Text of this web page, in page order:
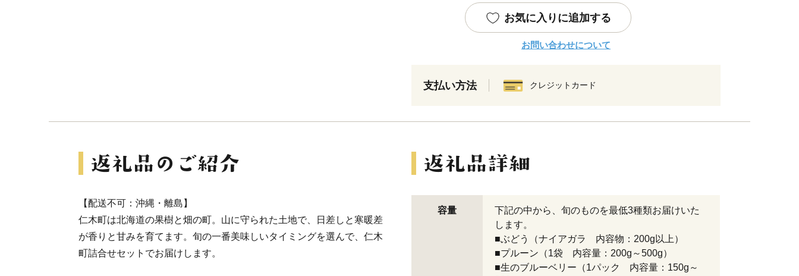
お気に入りに追加する
お問い合わせについて
支払い方法 クレジットカード
【配送不可：沖縄・離島】
仁木町は北海道の果樹と畑の町。山に守られた土地で、日差しと寒暖差
が香りと甘みを育てます。旬の一番美味しいタイミングを選んで、仁木
町詰合せセットでお届けします。
容量
下記の中から、旬のものを最低3種類お届けいた
します。
■ぶどう（ナイアガラ 内容物：200g以上）
■プルーン（1袋 内容量：200g～500g）
■生のブルーベリー（1パック 内容量：150g～